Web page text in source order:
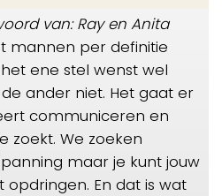
van: Ray en Anita
mannen per definitie
ene stel wenst wel
ander niet. Het gaat er
communiceren en
zoekt. We zoeken
maar je kunt jouw
opdringen. En dat is wat